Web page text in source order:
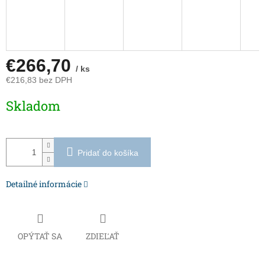
€266,70 / ks
€216,83 bez DPH
cena:
Skladom
Pridať do košíka
Detailné informácie
OPÝTAŤ SA ZDIEĽAŤ